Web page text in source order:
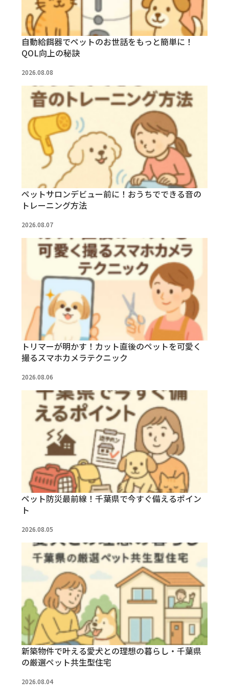
自動給餌器でペットのお世話をもっと簡単に！
QOL向上の秘訣
2026.08.08
ペットサロンデビュー前に！おうちでできる音の
トレーニング方法
2026.08.07
トリマーが明かす！カット直後のペットを可愛く
撮るスマホカメラテクニック
2026.08.06
ペット防災最前線！千葉県で今すぐ備えるポイン
ト
2026.08.05
新築物件で叶える愛犬との理想の暮らし・千葉県
の厳選ペット共生型住宅
2026.08.04